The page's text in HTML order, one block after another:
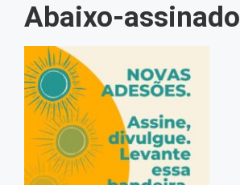
Abaixo-assinado